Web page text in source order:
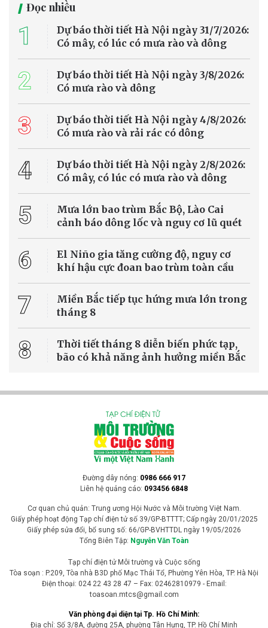
Bộ Chính trị quyết định phân công, kiện toàn Ban Chỉ đạo Trung
ương về phát triển khoa học, công nghệ, đổi mới sáng tạo và
chuyển đổi số gồm 31 đồng chí, trong đó Thủ tướng Lê Minh Hưng
làm Trưởng Ban.
Tin trong nước
nước vì nắng nóng cực đoan
Các đợt nắng nóng kéo dài tại châu Âu đang khiến mực nước trên
nhiều con sông lớn giảm xuống mức rất thấp, gây ảnh hưởng
nghiêm trọng đến hoạt động vận tải, sản xuất năng lượng và chuỗi
cung ứng, đồng thời đặt ra thách thức lớn trong thích ứng với biến
đổi khí hậu.
Thế giới chưa kịp phục hồi sau những đợt nắng nóng và thiên tai
cực đoan kéo dài thì một cảnh báo mới lại được đưa ra. Theo các